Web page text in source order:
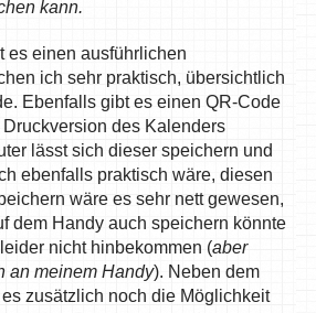
kann.
es einen ausführlichen
ich sehr praktisch, übersichtlich
Ebenfalls gibt es einen QR-Code
des Kalenders
lässt sich dieser speichern und
ebenfalls praktisch wäre, diesen
wäre es sehr nett gewesen,
dem Handy auch speichern könnte
nicht hinbekommen (aber
an meinem Handy). Neben dem
zusätzlich noch die Möglichkeit